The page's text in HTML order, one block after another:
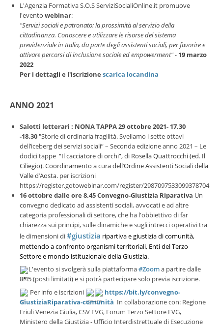
L'Agenzia Formativa S.O.S ServiziSocialiOnline.it promuove
l'evento webinar:
"Servizi sociali e patronato: la prossimità al servizio della
cittadinanza. Conoscere e utilizzare le risorse del sistema
previdenziale in Italia, da parte degli assistenti sociali, per favorire e
attivare percorsi di inclusione sociale ed empowerment" - 19 marzo
2022
Per i dettagli e l'iscrizione scarica locandina
ANNO 2021
Salotti letterari : NONA TAPPA 29 ottobre 2021- 17.30
-18.30 "Storie di ordinaria fragilità. Sveliamo i sette ottavi
dell’iceberg dei servizi sociali” – Seconda edizione anno 2021 – Le
dodici tappe “Il cacciatore di orchi”, di Rosella Quattrocchi (ed. Il
Ciliegio). Coordinamento a cura dell’Ordine Assistenti Sociali della
Valle d’Aosta. per iscrizioni
https://register.gotowebinar.com/register/2987097533099378704
16 ottobre dalle ore 8.45 Convegno-Giustizia Riparativa Un
convegno dedicato ad assistenti sociali, avvocati e ad altre
categoria professionali di settore, che ha l'obbiettivo di far
chiarezza sui principi, sulle dinamiche e sugli intrecci operativi tra
le dimensioni di#giustizia ripartiva e giustizia di comunità,
mettendo a confronto organismi territoriali, Enti del Terzo
Settore e mondo istituzionale della Giustizia.
L'evento si svolgerà sulla piattaforma#Zooma partire dalle
8.45 (posti limitati) e si potrà partecipare solo previa iscrizione.
Per info e iscrizioni
https://bit.ly/convegno-
GiustiziaRiparativa-comunità In collaborazione con: Regione
Friuli Venezia Giulia, CSV FVG, Forum Terzo Settore FVG,
Ministero della Giustizia - Ufficio Interdistrettuale di Esecuzione